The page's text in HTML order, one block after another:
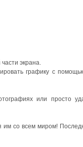
экрана.
графику с
или просто
им со всем миром!